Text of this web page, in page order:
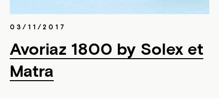
03/11/2017
Avoriaz 1800 by Solex et
Matra